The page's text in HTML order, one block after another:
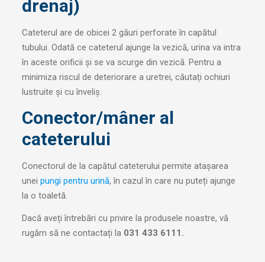
drenaj)
Cateterul are de obicei 2 găuri perforate în capătul
tubului. Odată ce cateterul ajunge la vezică, urina va intra
în aceste orificii și se va scurge din vezică. Pentru a
minimiza riscul de deteriorare a uretrei, căutați ochiuri
lustruite și cu înveliș.
Conector/mâner al
cateterului
Conectorul de la capătul cateterului permite atașarea
unei pungi pentru urină, în cazul în care nu puteți ajunge
la o toaletă.
Dacă aveți întrebări cu privire la produsele noastre, vă
rugăm să ne contactați la 031 433 6111 .